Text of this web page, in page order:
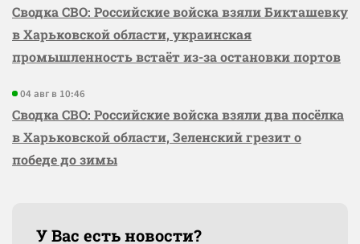
Сводка СВО: Российские войска взяли Бикташевку
в Харьковской области, украинская
промышленность встаёт из-за остановки портов
04 авг в 10:46
Сводка СВО: Российские войска взяли два посёлка
в Харьковской области, Зеленский грезит о
победе до зимы
У Вас есть новости?